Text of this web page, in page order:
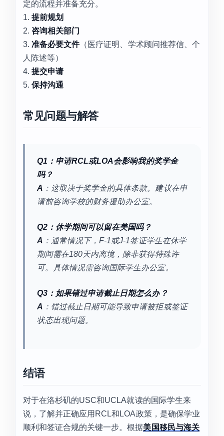
定的流程并准备充分。
1.提前规划
2. 咨询相关部门
3.准备必要文件 （医疗证明、学术顾问推荐信、个
人陈述等）
4.提交申请
5.保持沟通
常见问题与解答
Q1：申请RCL或LOA会影响我的奖学金
吗？
A ：这取决于奖学金的具体条款。建议在申
请前咨询学校的财务援助办公室。
Q2：休学期间可以留在美国吗？
A ：通常情况下，F-1或J-1签证学生在休学
期间需在180天内离境，除非获得特殊许
可。具体情况需咨询国际学生办公室。
Q3：如果错过申请截止日期怎么办？
A ：错过截止日期可能导致申请被拒或签证
状态出现问题。
结语
对于在洛杉矶的USC和UCLA就读的国际学生来
说，了解并正确应用RCL和LOA政策，是确保学业
顺利和签证合规的关键一步。根据美国移民与海关